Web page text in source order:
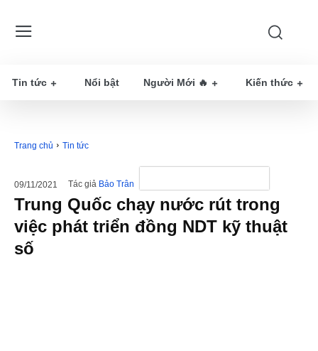
Tin tức Nổi bật Người Mới 🔥 Kiến thức
Trang chủ Tin tức
09/11/2021 Tác giả Bảo Trân
Trung Quốc chạy nước rút trong
việc phát triển đồng NDT kỹ thuật
số